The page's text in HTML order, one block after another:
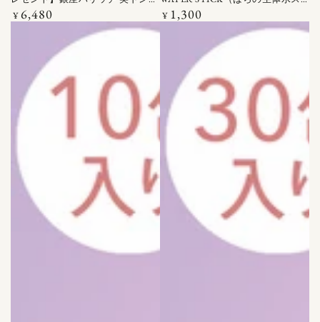
ー
デーツ 100G×4
定
¥6,480
ー
ティック） 25ML（5ML×5包）
定
¥ 1,300